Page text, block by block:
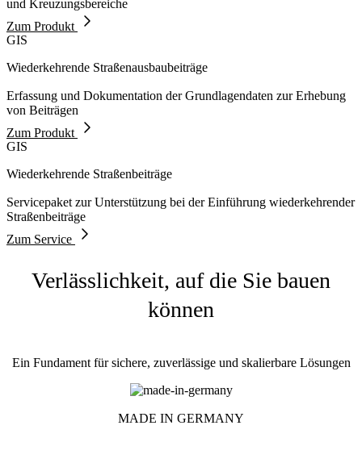
und Kreuzungsbereiche
Zum Produkt
GIS
Wiederkehrende Straßenausbaubeiträge
Erfassung und Dokumentation der Grundlagendaten zur Erhebung
von Beiträgen
Zum Produkt
GIS
Wiederkehrende Straßenbeiträge
Servicepaket zur Unterstützung bei der Einführung wiederkehrender
Straßenbeiträge
Zum Service
Verlässlichkeit, auf die Sie bauen
können
Ein Fundament für sichere, zuverlässige und skalierbare Lösungen
MADE IN GERMANY